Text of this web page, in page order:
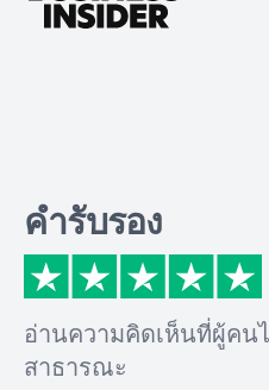
คำรับรอง
อ่านความคิดเห็นที่ผู้ค
สาธารณะ